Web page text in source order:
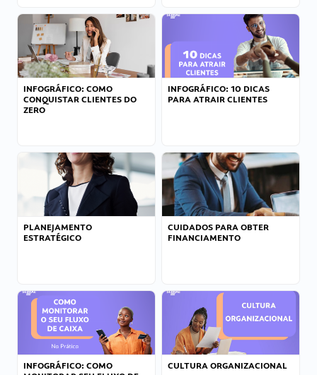
INFOGRÁFICO: COMO
CONQUISTAR CLIENTES DO
ZERO
INFOGRÁFICO: 10 DICAS
PARA ATRAIR CLIENTES
PLANEJAMENTO
ESTRATÉGICO
CUIDADOS PARA OBTER
FINANCIAMENTO
INFOGRÁFICO: COMO
CULTURA ORGANIZACIONAL